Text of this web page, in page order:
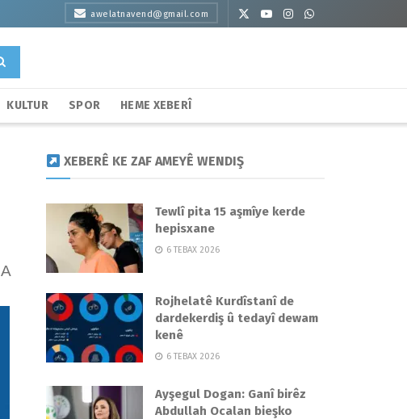
awelatnavend@gmail.com
KULTUR SPOR HEME XEBERÎ
A
XEBERÊ KE ZAF AMEYÊ WENDIŞ
Tewlî pita 15 aşmîye kerde
hepisxane
6 TEBAX 2026
Rojhelatê Kurdîstanî de
dardekerdiş û tedayî dewam
kenê
6 TEBAX 2026
Ayşegul Dogan: Ganî birêz
Abdullah Ocalan bieşko